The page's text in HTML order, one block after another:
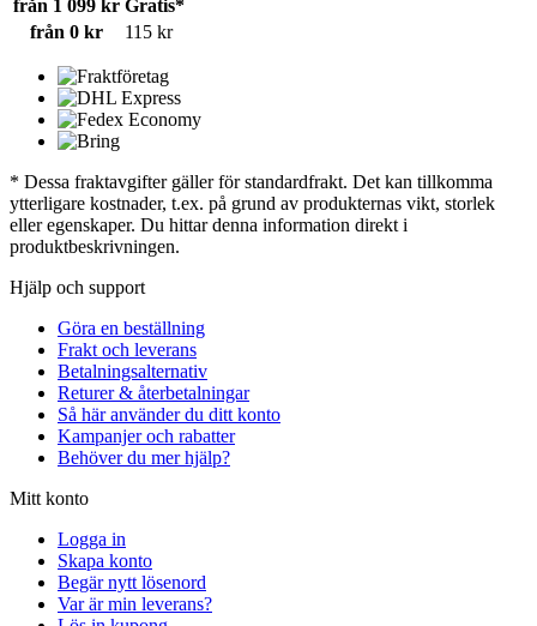
från 1 099 kr Gratis*
från 0 kr
115 kr
* Dessa fraktavgifter gäller för standardfrakt. Det kan tillkomma
ytterligare kostnader, t.ex. på grund av produkternas vikt, storlek
eller egenskaper. Du hittar denna information direkt i
produktbeskrivningen.
Hjälp och support
Göra en beställning
Frakt och leverans
Betalningsalternativ
Returer & återbetalningar
Så här använder du ditt konto
Kampanjer och rabatter
Behöver du mer hjälp?
Mitt konto
Logga in
Skapa konto
Begär nytt lösenord
Var är min leverans?